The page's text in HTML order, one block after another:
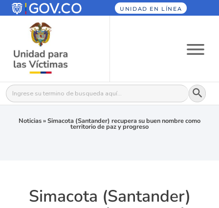
UNIDAD EN LÍNEA
Buscar: Botón
Noticias»Simacota (Santander) recupera su buen nombre como
territorio de paz y progreso
Simacota (Santander)